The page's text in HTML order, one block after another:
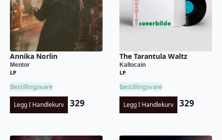
Annika Norlin
Mentor
LP
Bestillingsvare
Legg I Handlekurv 329
The Tarantula Waltz
Kallocain
LP
Bestillingsvare
Legg I Handlekurv 329